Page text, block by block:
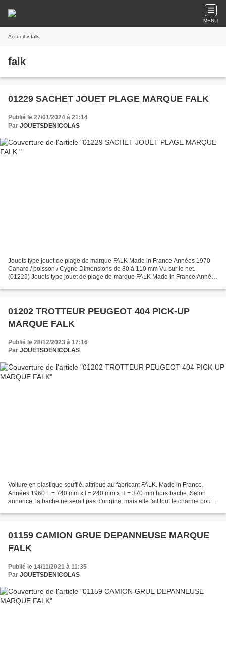
MENU
Accueil » falk
falk
01229 SACHET JOUET PLAGE MARQUE FALK
Publié le 27/01/2024 à 21:14
Par JOUETSDENICOLAS
Jouets type jouet de plage de marque FALK Made in France Années 1970
Canard / poisson / Cygne Dimensions de 80 à 110 mm Vu sur le net.
(01229) Jouets type jouet de plage de marque FALK Made in France Années
01202 TROTTEUR PEUGEOT 404 PICK-UP
MARQUE FALK
Publié le 28/12/2023 à 17:16
Par JOUETSDENICOLAS
Voiture en plastique soufflé, attribué au fabricant FALK. Made in France.
Années 1960 L = 740 mm x l = 240 mm x H = 370 mm hors bache. Selon
annonce, la bache ne serait pas d'origine, mais elle fait tout le charme pour
01159 CAMION GRUE DEPANNEUSE MARQUE
FALK
Publié le 14/11/2021 à 11:35
Par JOUETSDENICOLAS